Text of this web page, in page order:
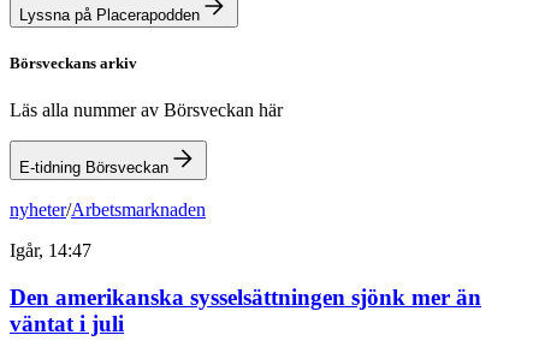
Lyssna på Placerapodden
Börsveckans arkiv
Läs alla nummer av Börsveckan här
E-tidning Börsveckan
nyheter/Arbetsmarknaden
Igår, 14:47
Den amerikanska sysselsättningen sjönk mer än
väntat i juli